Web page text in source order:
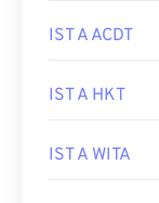
IST A ACDT
IST A HKT
IST A WITA